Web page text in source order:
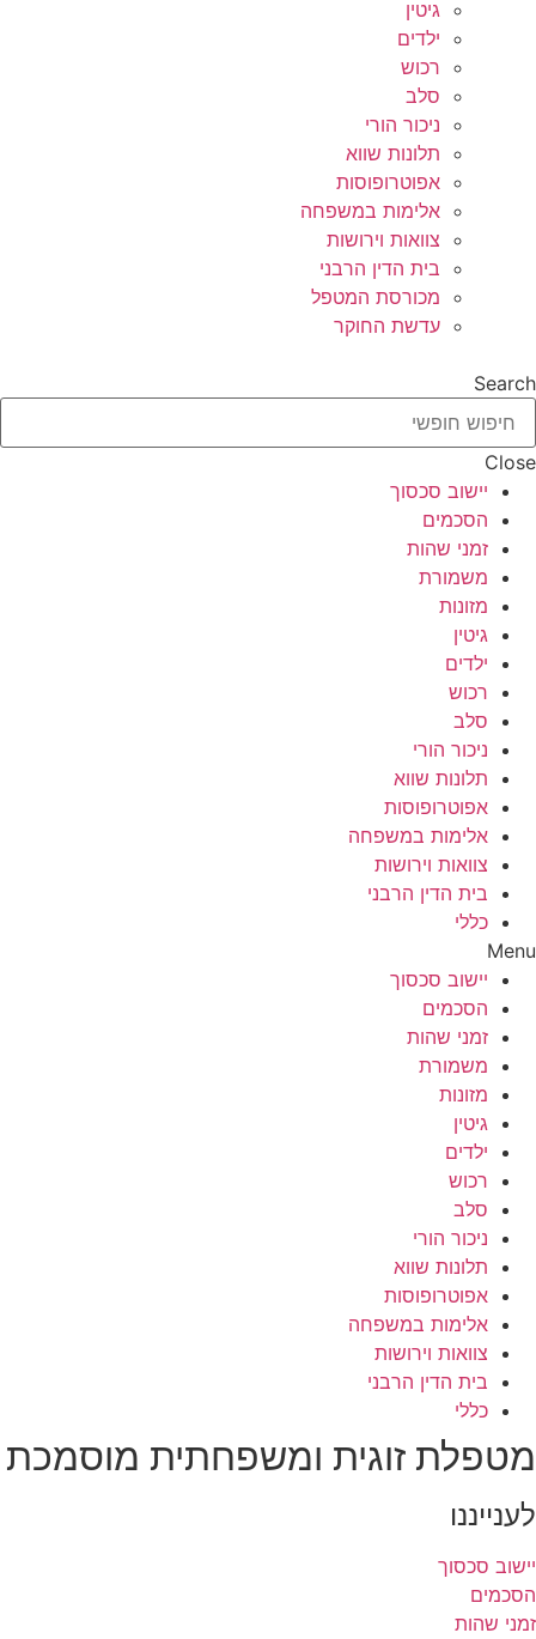
גיטין
ילדים
רכוש
סלב
ניכור הורי
תלונות שווא
אפוטרופוסות
אלימות במשפחה
צוואות וירושות
בית הדין הרבני
מכורסת המטפל
עדשת החוקר
Search
Close
יישוב סכסוך
הסכמים
זמני שהות
משמורת
מזונות
גיטין
ילדים
רכוש
סלב
ניכור הורי
תלונות שווא
אפוטרופוסות
אלימות במשפחה
צוואות וירושות
בית הדין הרבני
כללי
Menu
יישוב סכסוך
הסכמים
זמני שהות
משמורת
מזונות
גיטין
ילדים
רכוש
סלב
ניכור הורי
תלונות שווא
אפוטרופוסות
אלימות במשפחה
צוואות וירושות
בית הדין הרבני
כללי
מטפלת זוגית ומשפחתית מוסמכת
לענייננו
יישוב סכסוך
הסכמים
זמני שהות